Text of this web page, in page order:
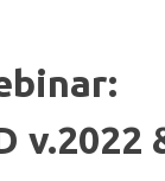
v.2022